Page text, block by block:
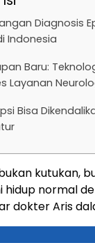
Diagnosis
Indonesia
Baru:
Layanan
Bisa
kutukan,
hidup normal
dokter Aris